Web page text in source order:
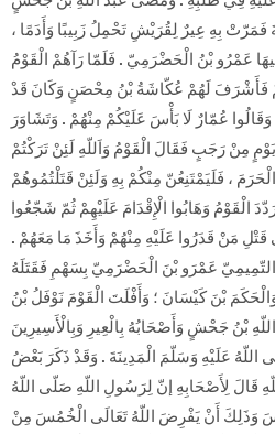
فَمَرّتْ بِهِ عِيرٌ لِقُرَيْشِ تَحْمِلُ زَبِيبًا وَأَدَمًا ،
عَمْرُو بْنُ الْحَضْرَمِيّ . فَلَمّا رَآهُمْ الْقَوْمُ
فَأَشْرَفَ لَهُمْ عُكّاشَةُ بْنُ مِحْصَنٍ وَكَانَ قَدْ
عُمّارٌ لَا بَأْسَ عَلَيْكُمْ مِنْهُمْ . وَتَشَاوَرَ
مِنْ رَجَبٍ فَقَالَ الْقَوْمُ وَاَللّهِ لَئِنْ تَرَكْتُمْ
، فَلَيَمْتَنِعُنّ مِنْكُمْ بِهِ وَلَئِنْ قَتَلْتُمُوهُمْ
الْقَوْمُ وَهَابُوا الْإِقْدَامَ عَلَيْهِمْ ثُمّ شَجّعُوا
مَنْ قَدَرُوا عَلَيْهِ مِنْهُمْ وَأَخَذَ مَا مَعَهُمْ .
التّمِيمِيّ عَمْرَو بْنَ الْحَضْرَمِيّ بِسَهْمِ فَقَتَلَهُ
بْنَ كَيْسَانَ ؛ وَأَفْلَتَ الْقَوْمَ نَوْفَلُ بْنُ
بْنُ جَحْشٍ وَأَصْحَابُهُ بِالْعِيرِ وَبِالْأَسِيرِينَ
عَلَيْهِ وَسَلّمَ الْمَدِينَةَ . وَقَدْ ذَكَرَ بَعْضُ
قَالَ لِأَصْحَابِهِ إنّ لِرَسُولِ اللّهِ صَلّى اللّهُ
وَذَلِكَ أَنْ يَفْرِضَ اللّهُ تَعَالَى الْخُمُسَ مِنْ